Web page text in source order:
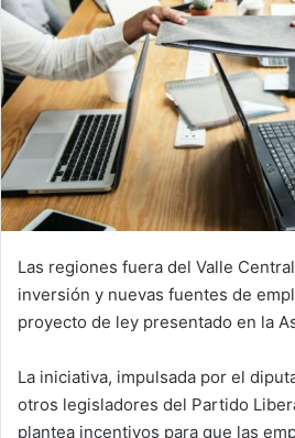
Las regiones fuera del Valle
inversión y nuevas fuentes de
proyecto de ley presentado en la
La iniciativa, impulsada por el
otros legisladores del Partido
plantea incentivos para que las